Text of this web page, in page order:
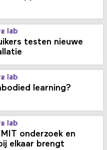
lab
testen nieuwe
lab
learning?
lab
onderzoek en
elkaar brengt